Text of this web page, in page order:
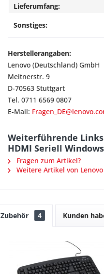
Lieferumfang:
Sonstiges:
Herstellerangaben:
Lenovo (Deutschland) GmbH
Meitnerstr. 9
D-70563 Stuttgart
Tel. 0711 6569 0807
E-Mail:
Weiterführende Links
HDMI Seriell
Fragen zum Artikel?
Weitere Artikel von Lenovo
Zubehör 4 Kunden